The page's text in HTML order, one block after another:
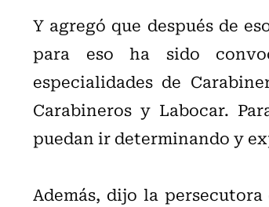
Y agregó que después de
para eso ha sido
especialidades de
Carabineros y Labocar.
puedan ir determinando y
Además, dijo la